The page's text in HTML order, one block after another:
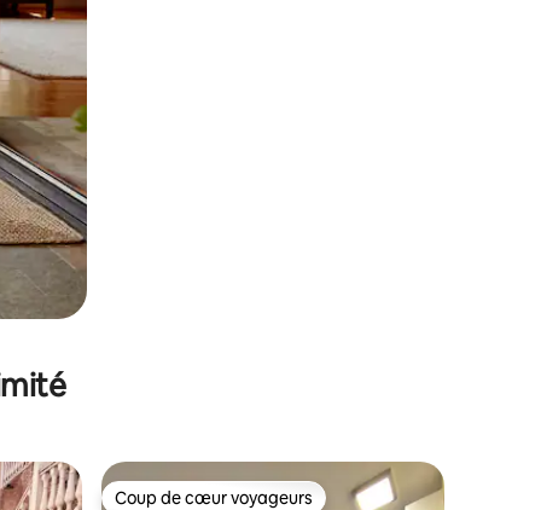
Coup de cœur voyageurs